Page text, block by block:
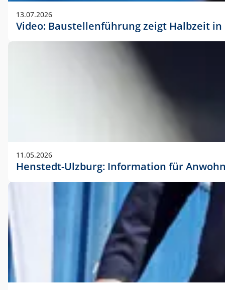
13.07.2026
Video: Baustellenführung zeigt Halbzeit
11.05.2026
Henstedt-Ulzburg: Information für